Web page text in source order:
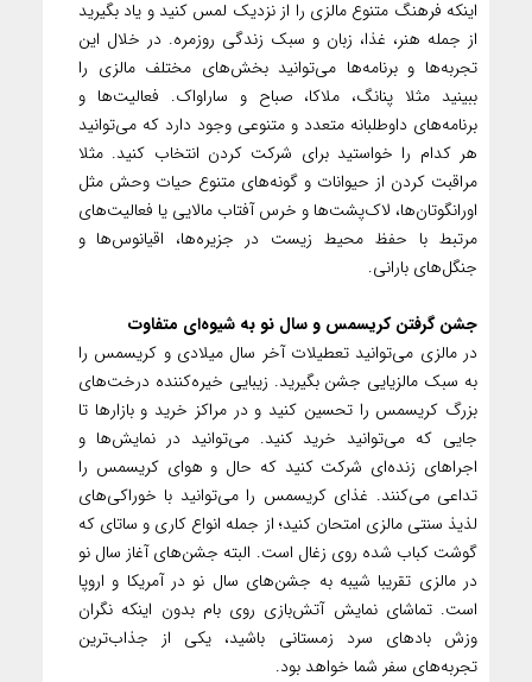
اینکه فرهنگ متنوع مالزی را از نزدیک لمس کنید و یاد بگیرید
از جمله هنر، غذا، زبان و سبک زندگی روزمره. در خلال این
تجربه‌ها و برنامه‌ها می‌توانید بخش‌های مختلف مالزی را
ببینید مثلا پنانگ، ملاکا، صباح و ساراواک. فعالیت‌ها و
برنامه‌های داوطلبانه متعدد و متنوعی وجود دارد که می‌توانید
هر کدام را خواستید برای شرکت کردن انتخاب کنید. مثلا
مراقبت کردن از حیوانات و گونه‌های متنوع حیات وحش مثل
اورانگوتان‌ها، لاک‌پشت‌ها و خرس آفتاب مالایی یا فعالیت‌های
مرتبط با حفظ محیط زیست در جزیره‌ها، اقیانوس‌ها و
جنگل‌های بارانی.
جشن گرفتن کریسمس و سال نو به شیوه‌ای متفاوت
در مالزی می‌توانید تعطیلات آخر سال میلادی و کریسمس را
به سبک مالزیایی جشن بگیرید. زیبایی خیره‌کننده درخت‌های
بزرگ کریسمس را تحسین کنید و در مراکز خرید و بازارها تا
جایی که می‌توانید خرید کنید. می‌توانید در نمایش‌ها و
اجراهای زنده‌ای شرکت کنید که حال و هوای کریسمس را
تداعی می‌کنند. غذای کریسمس را می‌توانید با خوراکی‌های
لذیذ سنتی مالزی امتحان کنید؛ از جمله انواع کاری و ساتای که
گوشت کباب شده روی زغال است. البته جشن‌های آغاز سال نو
در مالزی تقریبا شیبه به جشن‌های سال نو در آمریکا و اروپا
است. تماشای نمایش آتش‌بازی روی بام بدون اینکه نگران
وزش بادهای سرد زمستانی باشید، یکی از جذاب‌ترین
تجربه‌های سفر شما خواهد بود.